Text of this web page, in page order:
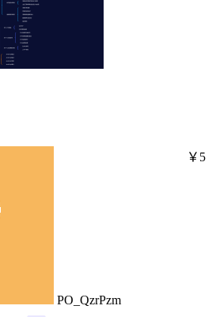
PO_QzrPzm
￥5